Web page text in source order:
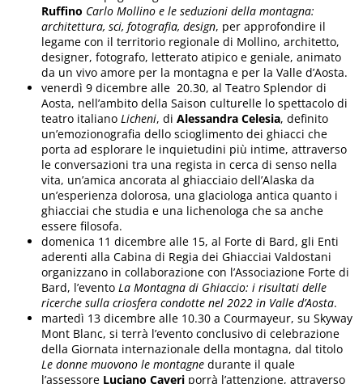
Ruffino Carlo Mollino e le seduzioni della montagna:
architettura, sci, fotografia, design, per approfondire il
legame con il territorio regionale di Mollino, architetto,
designer, fotografo, letterato atipico e geniale, animato
da un vivo amore per la montagna e per la Valle d’Aosta.
venerdì 9 dicembre alle 20.30, al Teatro Splendor di
Aosta, nell’ambito della Saison culturelle lo spettacolo di
teatro italianoLicheni, diAlessandra Celesia, definito
un’emozionografia dello scioglimento dei ghiacci che
porta ad esplorare le inquietudini più intime, attraverso
le conversazioni tra una regista in cerca di senso nella
vita, un’amica ancorata al ghiacciaio dell’Alaska da
un’esperienza dolorosa, una glaciologa antica quanto i
ghiacciai che studia e una lichenologa che sa anche
essere filosofa.
domenica 11 dicembre alle 15, al Forte di Bard, gli Enti
aderenti alla Cabina di Regia dei Ghiacciai Valdostani
organizzano in collaborazione con l’Associazione Forte di
Bard, l’eventoLa Montagna di Ghiaccio: i risultati delle
ricerche sulla criosfera condotte nel 2022 in Valle d’Aosta.
martedì 13 dicembre alle 10.30 a Courmayeur, su Skyway
Mont Blanc, si terrà l’evento conclusivo di celebrazione
della Giornata internazionale della montagna, dal titolo
Le donne muovono le montagne durante il quale
l’assessore Luciano Caveri porrà l’attenzione, attraverso